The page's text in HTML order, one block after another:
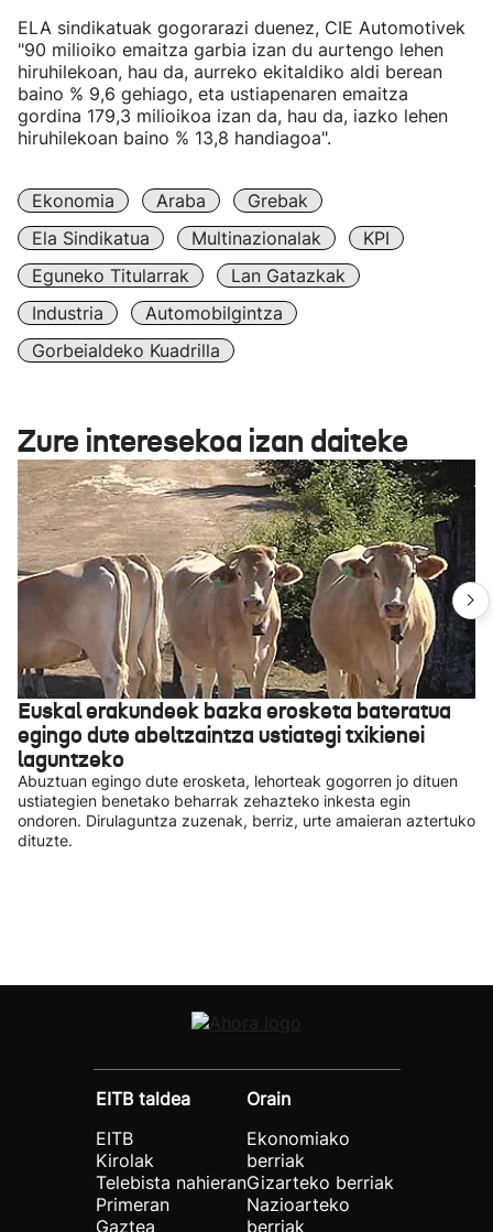
ELA sindikatuak gogorarazi duenez, CIE Automotivek
"90 milioiko emaitza garbia izan du aurtengo lehen
hiruhilekoan, hau da, aurreko ekitaldiko aldi berean
baino % 9,6 gehiago, eta ustiapenaren emaitza
gordina 179,3 milioikoa izan da, hau da, iazko lehen
hiruhilekoan baino % 13,8 handiagoa".
Ekonomia Araba
Grebak
Ela Sindikatua
Multinazionalak
KPI
Eguneko Titularrak
Lan Gatazkak
Industria
Automobilgintza
Gorbeialdeko Kuadrilla
Zure interesekoa izan daiteke
Euskal erakundeek bazka erosketa bateratua
egingo dute abeltzaintza ustiategi txikienei
laguntzeko
Abuztuan egingo dute erosketa, lehorteak gogorren jo dituen
ustiategien benetako beharrak zehazteko inkesta egin
ondoren. Dirulaguntza zuzenak, berriz, urte amaieran aztertuko
dituzte.
EITB taldea
EITB
Kirolak
Telebista nahieran
Primeran
Gaztea
Orain
Ekonomiako
berriak
Gizarteko berriak
Nazioarteko
berriak